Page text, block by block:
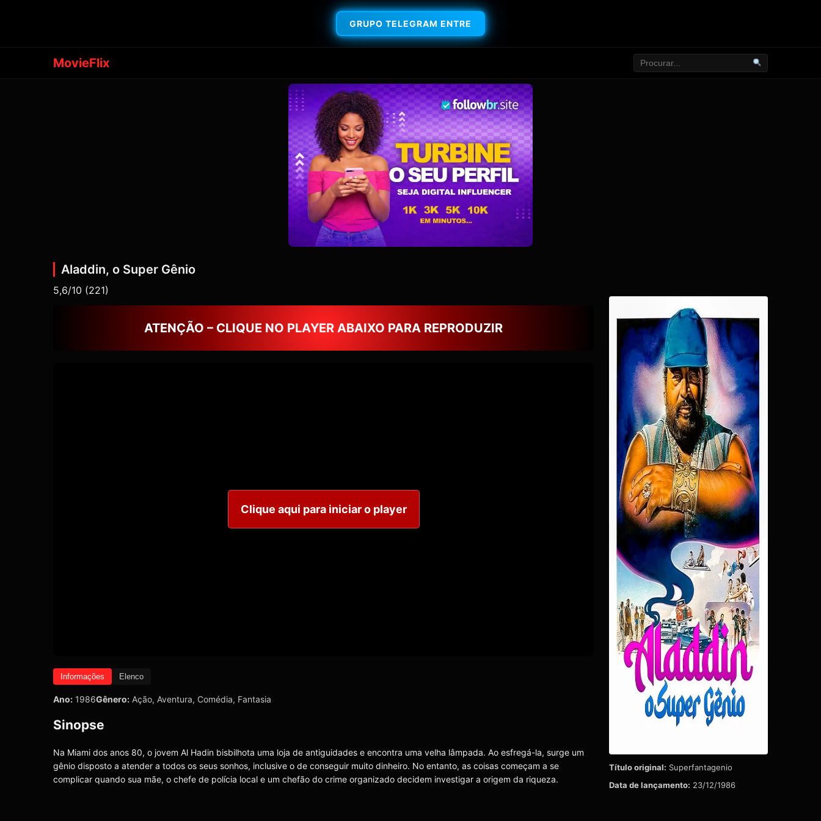
GRUPO TELEGRAM ENTRE
MovieFlix
Aladdin, o Super Gênio
5,6/10 (221)
ATENÇÃO – CLIQUE NO PLAYER ABAIXO PARA REPRODUZIR
Clique aqui para iniciar o player
Informações Elenco
Ano: 1986Gênero: Ação, Aventura, Comédia, Fantasia
Sinopse
Na Miami dos anos 80, o jovem Al Hadin bisbilhota uma loja de antiguidades e encontra uma velha lâmpada. Ao esfregá-la, surge um
gênio disposto a atender a todos os seus sonhos, inclusive o de conseguir muito dinheiro. No entanto, as coisas começam a se
complicar quando sua mãe, o chefe de polícia local e um chefão do crime organizado decidem investigar a origem da riqueza.
Título original: Superfantagenio
Data de lançamento: 23/12/1986